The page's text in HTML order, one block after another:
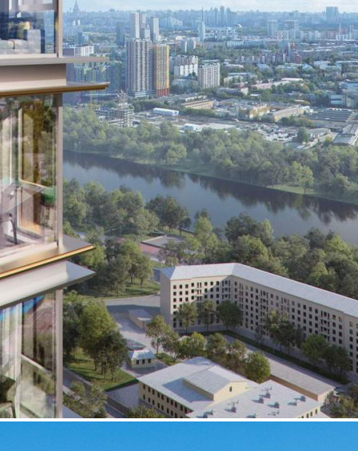
Продажа
109676 - Г. МОСКВА,
ШЕНОГИНА УЛИЦА, Д.2
Москва / Московская обл
Получить контакты Посмотреть на карте
Прямая продажа от застройщика! Кладовая номер 129 общей
площадью 3.5 кв.м. на -3-м этаже в ЖК Sydney City.
[#5980904#]
402 (+2)
Навигация
Характеристики
О помещении
Где находится
Контакты
Другие объявления
Характеристики помещения
№ объявления
109676
Дата размещения
12.06.2024
Город
Москва
Адрес